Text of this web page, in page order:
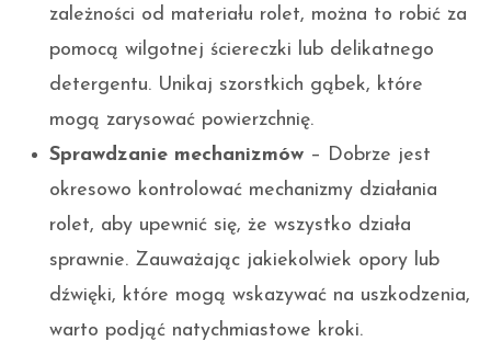
zależności od materiału rolet, można to robić za
pomocą wilgotnej ściereczki lub delikatnego
detergentu. Unikaj szorstkich gąbek, które
mogą zarysować powierzchnię.
Sprawdzanie mechanizmów – Dobrze jest
okresowo kontrolować mechanizmy działania
rolet, aby upewnić się, że wszystko działa
sprawnie. Zauważając jakiekolwiek opory lub
dźwięki, które mogą wskazywać na uszkodzenia,
warto podjąć natychmiastowe kroki.